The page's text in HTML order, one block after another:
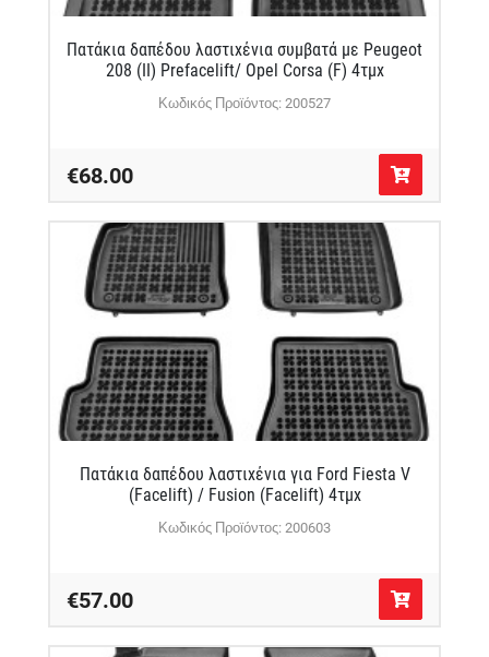
Πατάκια δαπέδου λαστιχένια συμβατά με Peugeot
208 (II) Prefacelift/ Opel Corsa (F) 4τμχ
Κωδικός Προϊόντος: 200527
€68.00
Πατάκια δαπέδου λαστιχένια για Ford Fiesta V
(Facelift) / Fusion (Facelift) 4τμχ
Κωδικός Προϊόντος: 200603
€57.00